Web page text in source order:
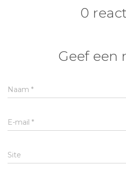
0
Geef een
Naam *
E-mail *
Site